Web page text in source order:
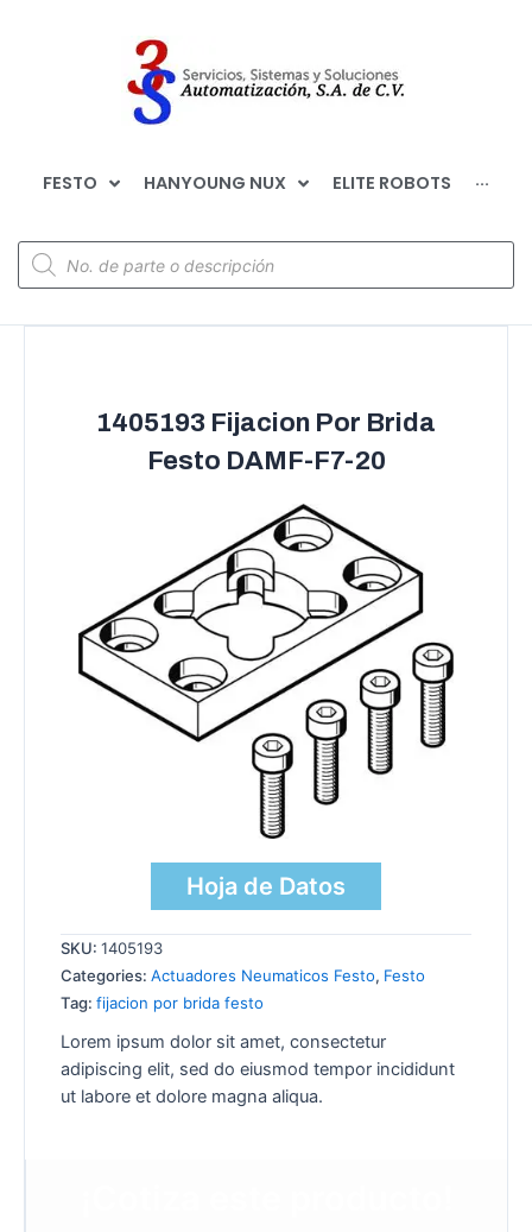
FESTO HANYOUNG NUX ELITE ROBOTS ···
1405193 Fijacion Por Brida
Festo DAMF-F7-20
Hoja de Datos
SKU: 1405193
Categories: Actuadores Neumaticos Festo, Festo
Tag: fijacion por brida festo
Lorem ipsum dolor sit amet, consectetur
adipiscing elit, sed do eiusmod tempor incididunt
ut labore et dolore magna aliqua.